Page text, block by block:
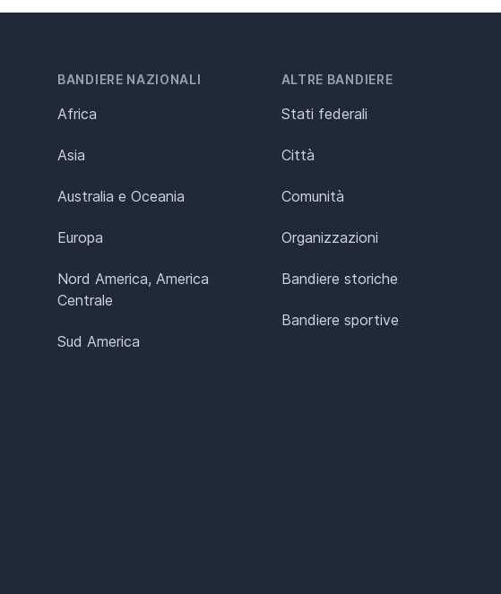
BANDIERE NAZIONALI
Africa
Asia
Australia e Oceania
Europa
Nord America, America
Centrale
Sud America
ALTRE BANDIERE
Stati federali
Città
Comunità
Organizzazioni
Bandiere storiche
Bandiere sportive